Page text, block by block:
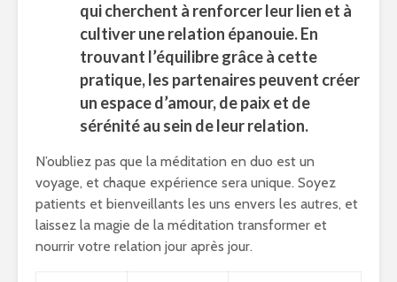
qui cherchent à renforcer leur lien et à
cultiver une relation épanouie. En
trouvant l’équilibre grâce à cette
pratique, les partenaires peuvent créer
un espace d’amour, de paix et de
sérénité au sein de leur relation.
N’oubliez pas que la méditation en duo est un
voyage, et chaque expérience sera unique. Soyez
patients et bienveillants les uns envers les autres, et
laissez la magie de la méditation transformer et
nourrir votre relation jour après jour.